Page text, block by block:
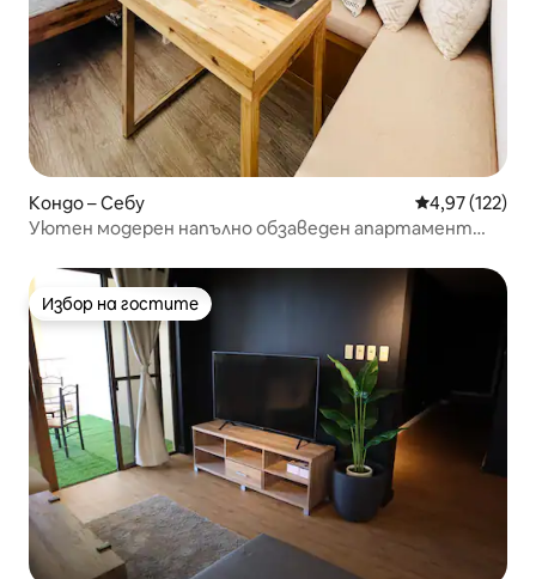
Кондо – Себу Средна
4,97 (122)
Уютен модерен напълно обзаведен апартамент
Избор на гостите
Избор на гостите